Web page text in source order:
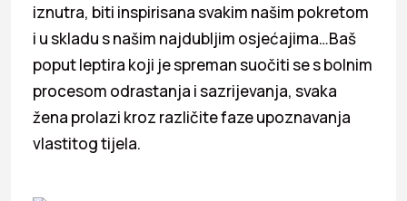
iznutra, biti inspirisana svakim našim pokretom
i u skladu s našim najdubljim osjećajima…Baš
poput leptira koji je spreman suočiti se s bolnim
procesom odrastanja i sazrijevanja, svaka
žena prolazi kroz različite faze upoznavanja
vlastitog tijela.